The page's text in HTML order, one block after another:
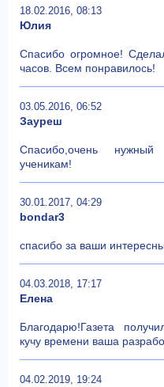
18.02.2016, 08:13
Юлия
Спасибо огромное!
часов. Всем понравилось!
03.05.2016, 06:52
Зауреш
Спасибо,очень нужный
ученикам!
30.01.2017, 04:29
bondar3
спасибо за ваши
04.03.2018, 17:17
Елена
Благодарю!Газета
кучу времени ваша
04.02.2019, 19:24